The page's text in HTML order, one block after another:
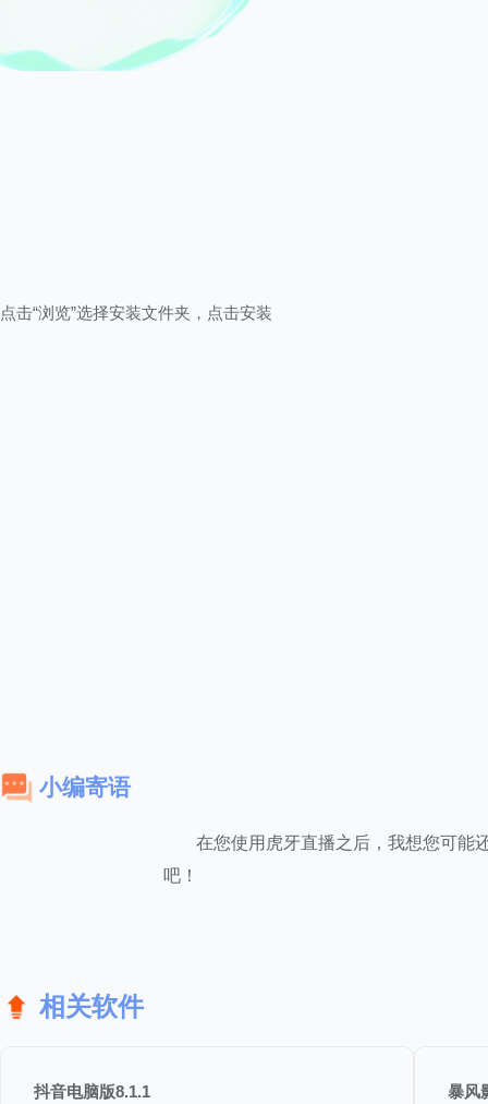
点击“浏览”选择安装文件夹，点击安装
小编寄语
在您使用虎牙直播之后，我想您可能
吧！
相关软件
抖音电脑版8.1.1 暴风